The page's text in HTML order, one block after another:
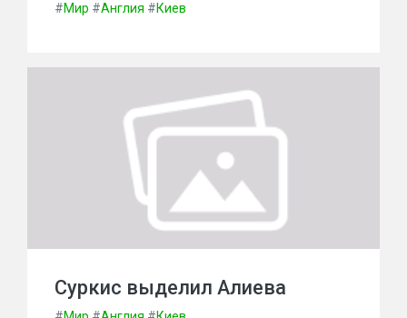
#Мир #Англия #Киев
Суркис выделил Алиева